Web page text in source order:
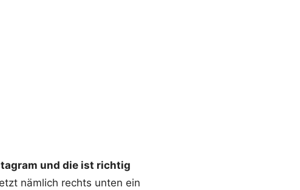
und die ist richtig
nämlich rechts unten ein